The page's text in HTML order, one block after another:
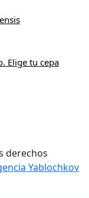
Elige tu cepa
derechos
Yablochkov